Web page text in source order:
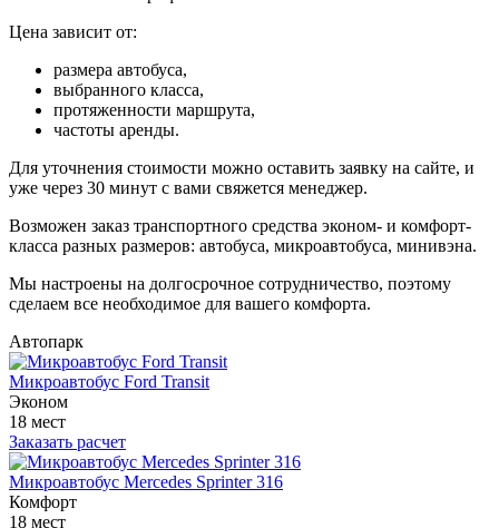
Цена зависит от:
размера автобуса,
выбранного класса,
протяженности маршрута,
частоты аренды.
Для уточнения стоимости можно оставить заявку на сайте, и
уже через 30 минут с вами свяжется менеджер.
Возможен заказ транспортного средства эконом- и комфорт-
класса разных размеров: автобуса, микроавтобуса, минивэна.
Мы настроены на долгосрочное сотрудничество, поэтому
сделаем все необходимое для вашего комфорта.
Автопарк
Микроавтобус Ford Transit
Эконом
18 мест
Заказать расчет
Микроавтобус Mercedes Sprinter 316
Комфорт
18 мест